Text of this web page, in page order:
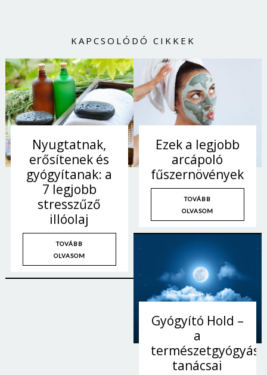
KAPCSOLÓDÓ CIKKEK
Nyugtatnak,
erősítenek és
gyógyítanak: a
7 legjobb
stresszűző
illóolaj
TOVÁBB
OLVASOM
Ezek a legjobb
arcápoló
fűszernövények
TOVÁBB
OLVASOM
Gyógyító Hold –
a
természetgyógyász
tanácsai